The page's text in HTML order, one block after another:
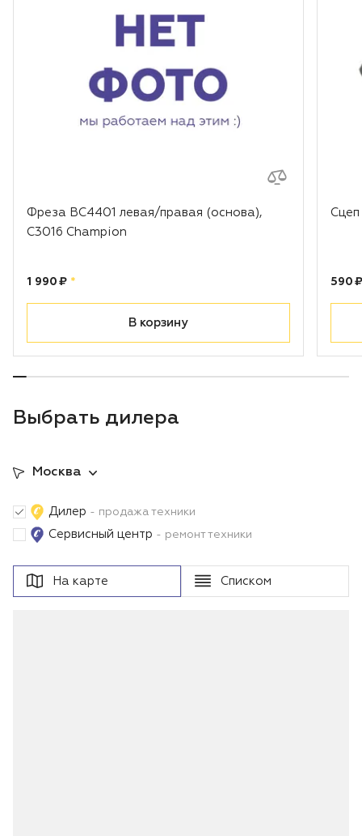
Фреза BC4401 левая/правая (основа),
С3016 Champion
Цена:
1 990 ₽ рублей
*
В корзину
590 ₽
Выбрать дилера
Москва
Дилер - продажа техники
Сервисный центр - ремонт техники
На карте Списком